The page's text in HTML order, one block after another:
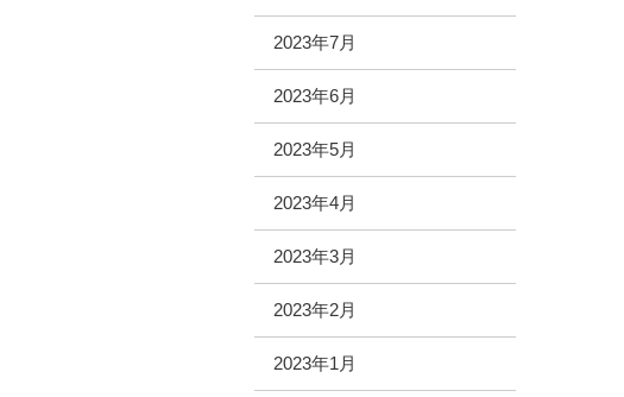
2023年7月
2023年6月
2023年5月
2023年4月
2023年3月
2023年2月
2023年1月